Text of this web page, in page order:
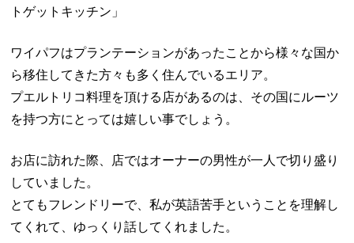
トゲットキッチン」
ワイパフはプランテーションがあったことから様々な国か
ら移住してきた方々も多く住んでいるエリア。
プエルトリコ料理を頂ける店があるのは、その国にルーツ
を持つ方にとっては嬉しい事でしょう。
お店に訪れた際、店ではオーナーの男性が一人で切り盛り
していました。
とてもフレンドリーで、私が英語苦手ということを理解し
てくれて、ゆっくり話してくれました。